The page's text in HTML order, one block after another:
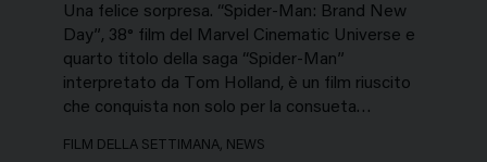
Una felice sorpresa. “Spider-Man: Brand New
Day”, 38° film del Marvel Cinematic Universe e
quarto titolo della saga “Spider-Man”
interpretato da Tom Holland, è un film riuscito
che conquista non solo per la consueta…
FILM DELLA SETTIMANA, NEWS